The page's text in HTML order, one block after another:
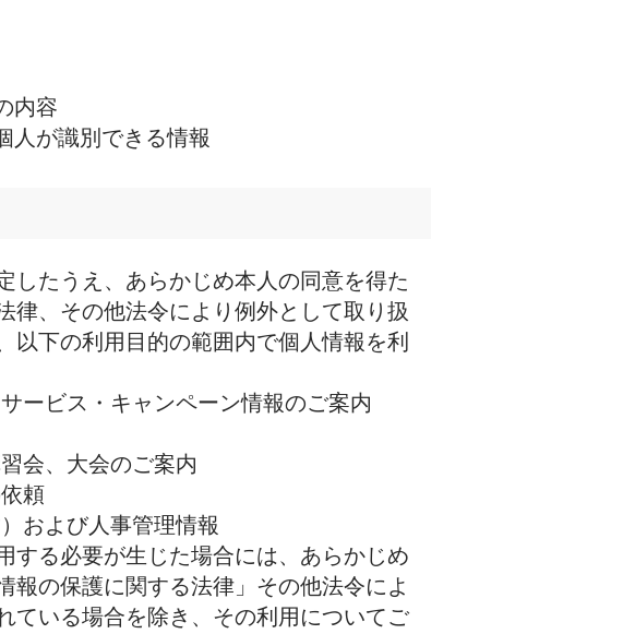
内容
人が識別できる情報
したうえ、あらかじめ本人の同意を得た
律、その他法令により例外として取り扱
以下の利用目的の範囲内で個人情報を利
ービス・キャンペーン情報のご案内
会、大会のご案内
頼
および人事管理情報
する必要が生じた場合には、あらかじめ
報の保護に関する法律」その他法令によ
ている場合を除き、その利用についてご